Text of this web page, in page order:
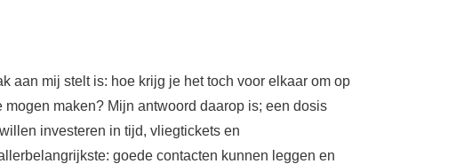
aan mij stelt is: hoe krijg je het toch voor elkaar om op
mogen maken? Mijn antwoord daarop is; een dosis
investeren in tijd, vliegtickets en
goede contacten kunnen leggen en